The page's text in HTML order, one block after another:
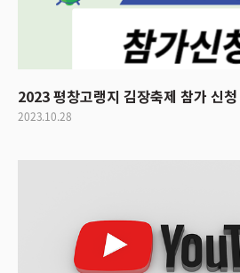
2023 평창고랭지 김장축제 참가 신
2023.10.28